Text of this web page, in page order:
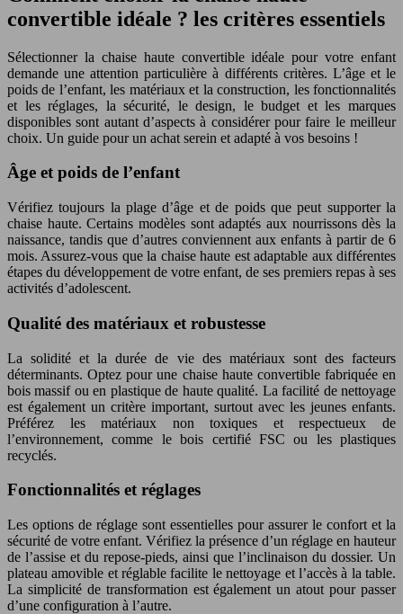
convertible idéale ? les critères essentiels
Sélectionner la chaise haute convertible idéale pour votre enfant
demande une attention particulière à différents critères. L’âge et le
poids de l’enfant, les matériaux et la construction, les fonctionnalités
et les réglages, la sécurité, le design, le budget et les marques
disponibles sont autant d’aspects à considérer pour faire le meilleur
choix. Un guide pour un achat serein et adapté à vos besoins !
Âge et poids de l’enfant
Vérifiez toujours la plage d’âge et de poids que peut supporter la
chaise haute. Certains modèles sont adaptés aux nourrissons dès la
naissance, tandis que d’autres conviennent aux enfants à partir de 6
mois. Assurez-vous que la chaise haute est adaptable aux différentes
étapes du développement de votre enfant, de ses premiers repas à ses
activités d’adolescent.
Qualité des matériaux et robustesse
La solidité et la durée de vie des matériaux sont des facteurs
déterminants. Optez pour une chaise haute convertible fabriquée en
bois massif ou en plastique de haute qualité. La facilité de nettoyage
est également un critère important, surtout avec les jeunes enfants.
Préférez les matériaux non toxiques et respectueux de
l’environnement, comme le bois certifié FSC ou les plastiques
recyclés.
Fonctionnalités et réglages
Les options de réglage sont essentielles pour assurer le confort et la
sécurité de votre enfant. Vérifiez la présence d’un réglage en hauteur
de l’assise et du repose-pieds, ainsi que l’inclinaison du dossier. Un
plateau amovible et réglable facilite le nettoyage et l’accès à la table.
La simplicité de transformation est également un atout pour passer
d’une configuration à l’autre.